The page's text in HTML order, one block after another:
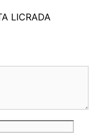
LICRADA